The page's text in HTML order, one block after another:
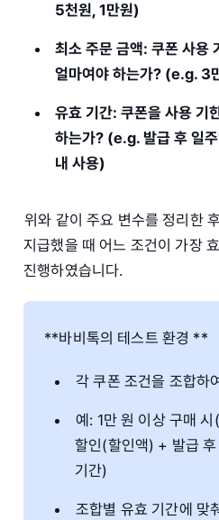
5천원, 1만원)
최소 주문 금액: 쿠폰 사용
얼마여야 하는가? (e.g. 3
유효 기간: 쿠폰을 사용 기
하는가? (e.g. 발급 후 일
내 사용)
위와 같이 주요 변수를 정리한
지급했을 때 어느 조건이 가장
진행하였습니다.
**바비톡의 테스트 환경 **
각 쿠폰 조건을 조합하
예: 1만 원 이상 구매
할인(할인액) + 발급
기간)
조합별 유효 기간에 맞